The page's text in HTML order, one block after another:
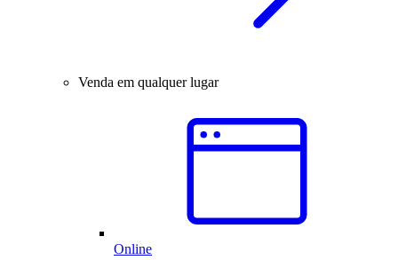
Venda em qualquer lugar
Online